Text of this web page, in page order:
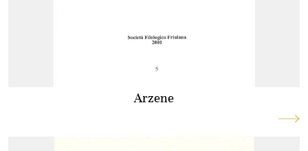
Arzene